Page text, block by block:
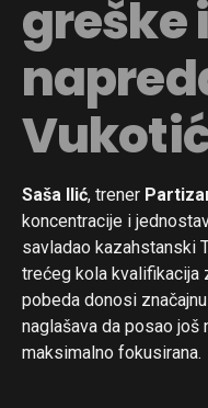
greške
Saša Ilić, trener
koncentracije i
savladao kazahstanski
trećeg kola kvalifikacija
pobeda donosi
naglašava da posao
maksimalno fokusirana.